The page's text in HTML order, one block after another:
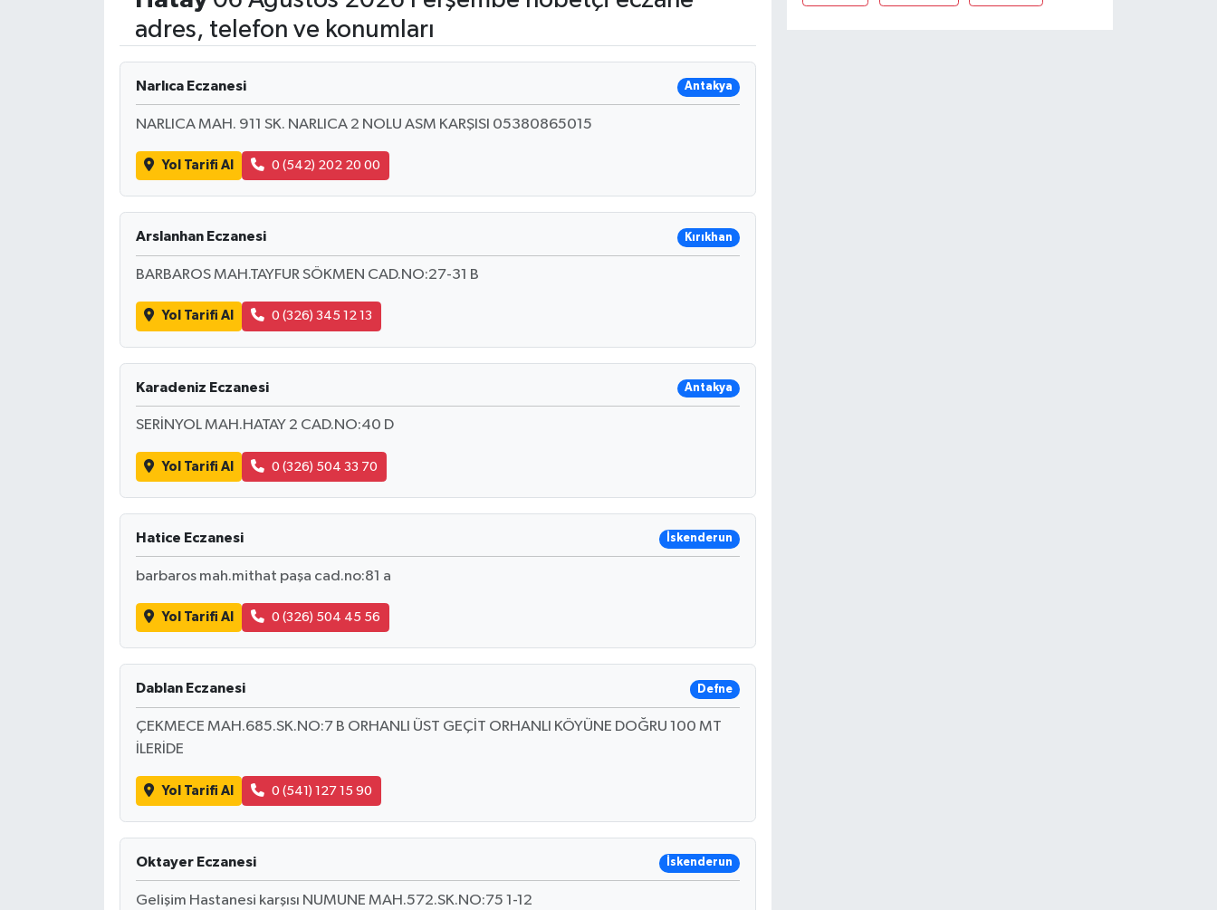
adres, telefon ve konumları
Narlıca Eczanesi Antakya
NARLICA MAH. 911 SK. NARLICA 2 NOLU ASM KARŞISI 05380865015
Yol Tarifi Al 0 (542) 202 20 00
Arslanhan Eczanesi Kırıkhan
BARBAROS MAH.TAYFUR SÖKMEN CAD.NO:27-31 B
Yol Tarifi Al 0 (326) 345 12 13
Karadeniz Eczanesi Antakya
SERİNYOL MAH.HATAY 2 CAD.NO:40 D
Yol Tarifi Al 0 (326) 504 33 70
Hatice Eczanesi İskenderun
barbaros mah.mithat paşa cad.no:81 a
Yol Tarifi Al 0 (326) 504 45 56
Dablan Eczanesi Defne
ÇEKMECE MAH.685.SK.NO:7 B ORHANLI ÜST GEÇİT ORHANLI KÖYÜNE DOĞRU 100 MT
İLERİDE
Yol Tarifi Al 0 (541) 127 15 90
Oktayer Eczanesi İskenderun
Gelişim Hastanesi karşısı NUMUNE MAH.572.SK.NO:75 1-12